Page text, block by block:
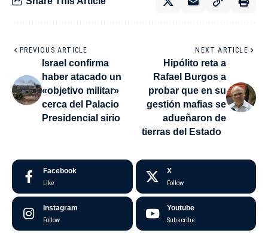
PREVIOUS ARTICLE
Israel confirma
haber atacado un
«objetivo militar»
cerca del Palacio
Presidencial sirio
NEXT ARTICLE
Hipólito reta a
Rafael Burgos a
probar que en su
gestión mafias se
adueñaron de
tierras del Estado
Facebook
Like
X
Follow
Instagram
Follow
Youtube
Subscribe